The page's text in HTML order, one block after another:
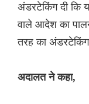
अंडरटेकिंग दी कि
वाले आदेश का
तरह का
अदालत ने कहा,